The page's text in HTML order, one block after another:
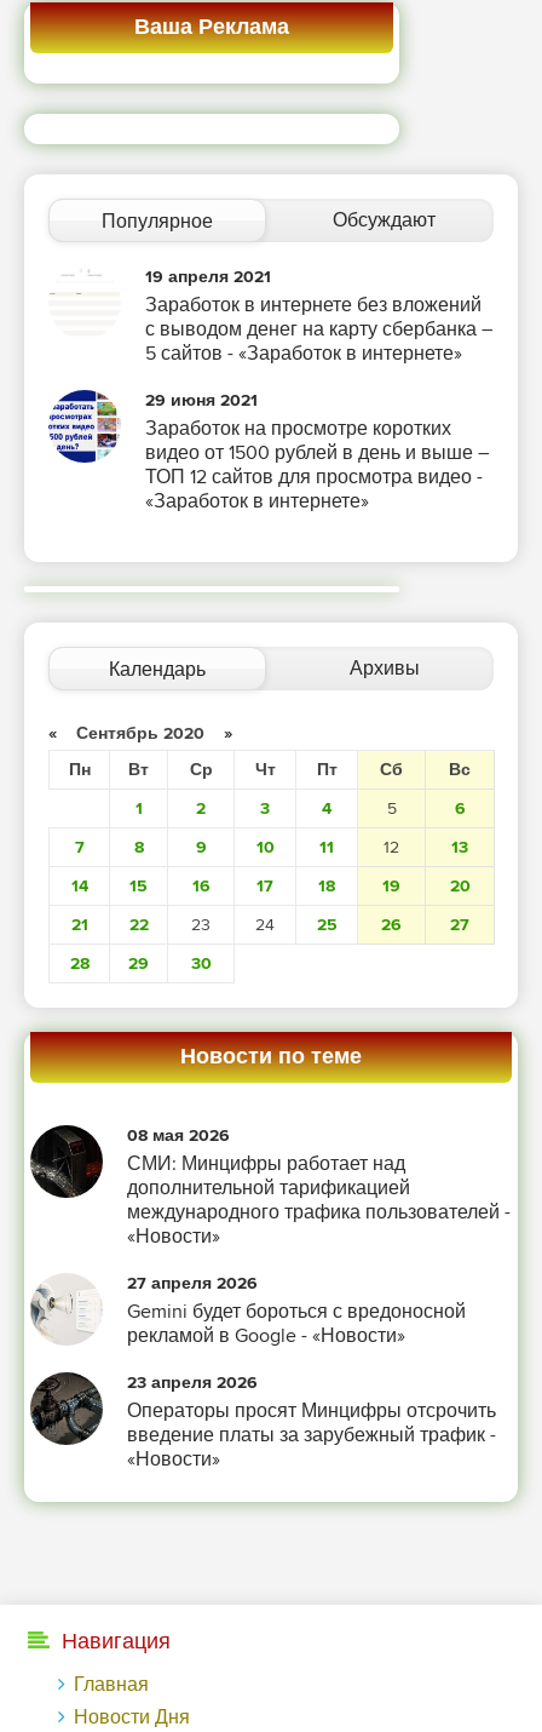
Ваша Реклама
Популярное Обсуждают
19 апреля 2021
Заработок в интернете без вложений
с выводом денег на карту сбербанка –
5 сайтов - «Заработок в интернете»
29 июня 2021
Заработок на просмотре коротких
видео от 1500 рублей в день и выше –
ТОП 12 сайтов для просмотра видео -
«Заработок в интернете»
Календарь Архивы
« Сентябрь 2020 »
Пн
Вт Ср Чт Пт Сб
Вс
1
2 3 4 5
6
7
8 9 10 11 12
13
14
15 16 17 18 19
20
21
22 23 24 25 26
27
28
29 30
Новости по теме
08 мая 2026
СМИ: Минцифры работает над
дополнительной тарификацией
международного трафика пользователей -
«Новости»
27 апреля 2026
Gemini будет бороться с вредоносной
рекламой в Google - «Новости»
23 апреля 2026
Операторы просят Минцифры отсрочить
введение платы за зарубежный трафик -
«Новости»
Навигация
Главная
Новости Дня